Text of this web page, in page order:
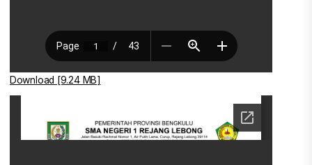
Download [9.24 MB]